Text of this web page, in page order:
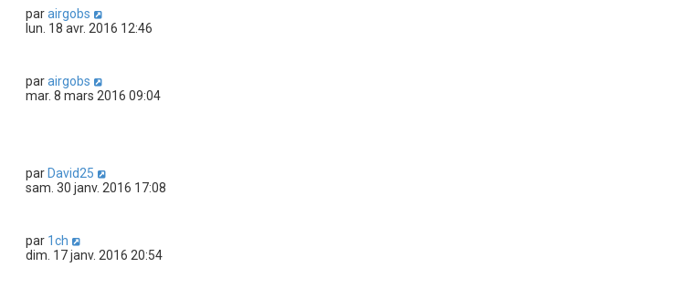
parairgobs
lun. 18 avr. 2016 12:46
parairgobs
mar. 8 mars 2016 09:04
par David25
sam. 30 janv. 2016 17:08
par 1ch
dim. 17 janv. 2016 20:54